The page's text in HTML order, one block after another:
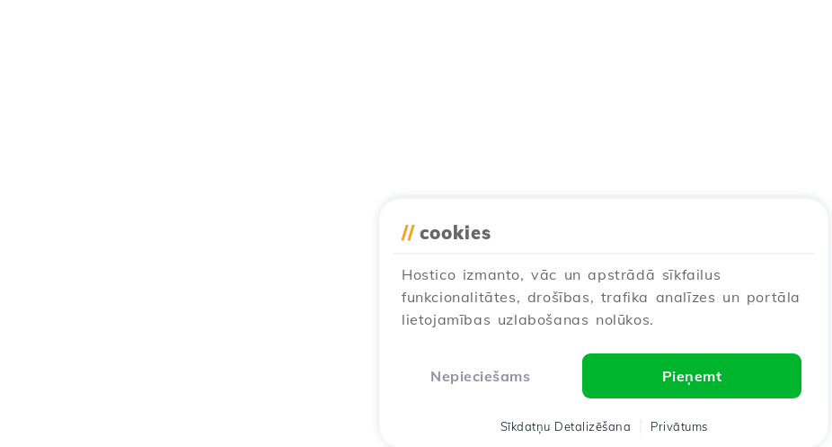
// cookies
Hostico izmanto, vāc un apstrādā sīkfailus
funkcionalitātes, drošības, trafika analīzes un portāla
lietojamības uzlabošanas nolūkos.
Nepieciešams Pieņemt
Sīkdatņu Detalizēšana Privātums